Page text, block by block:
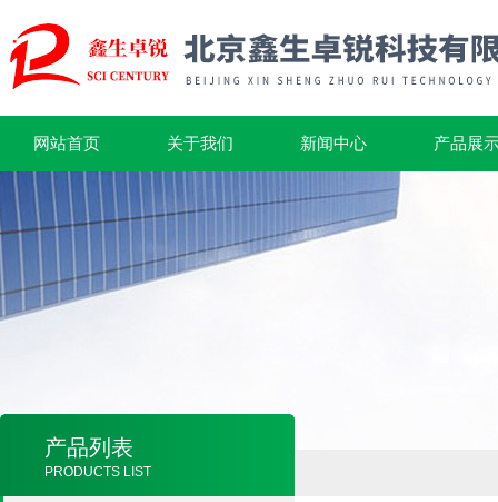
网站首页 关于我们 新闻中心 产品展
产品列表
PRODUCTS LIST